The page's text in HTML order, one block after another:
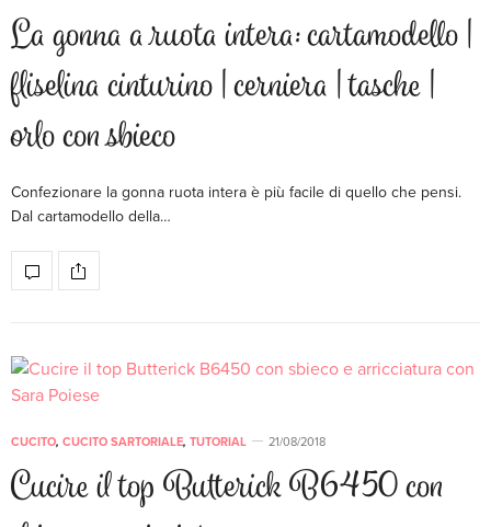
La gonna a ruota intera: cartamodello |
fliselina cinturino | cerniera | tasche |
orlo con sbieco
Confezionare la gonna ruota intera è più facile di quello che pensi.
Dal cartamodello della…
CUCITO, CUCITO SARTORIALE, TUTORIAL 21/08/2018
Cucire il top Butterick B6450 con